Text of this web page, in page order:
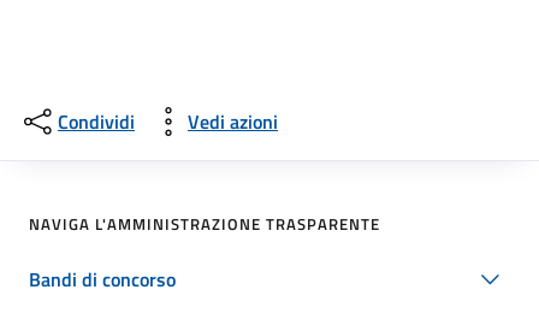
Condividi Vedi azioni
NAVIGA L'AMMINISTRAZIONE TRASPARENTE
Bandi di concorso